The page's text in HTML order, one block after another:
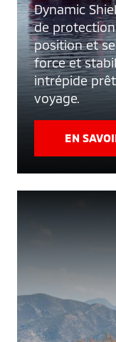
Dynamic
de
position et
force et
intrépide
voyage.
EN